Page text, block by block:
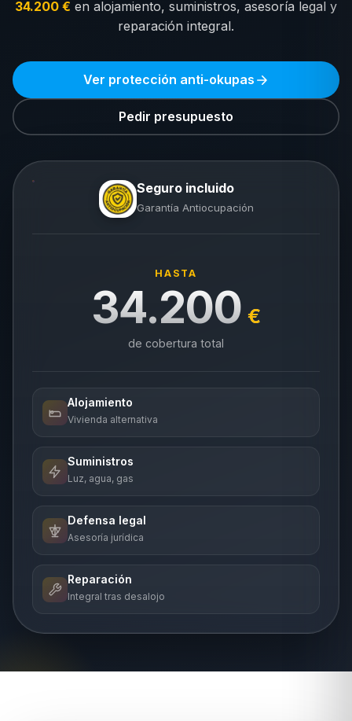
34.200 € en alojamiento, suministros, asesoría legal y
reparación integral.
Ver protección anti-okupas
Pedir presupuesto
Seguro incluido
Garantía Antiocupación
HASTA
34.200 €
de cobertura total
Alojamiento
Vivienda alternativa
Suministros
Luz, agua, gas
Defensa legal
Asesoría jurídica
Reparación
Integral tras desalojo